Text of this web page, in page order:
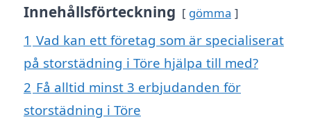
Innehållsförteckning gömma
1 Vad kan ett företag som är specialiserat
på storstädning i Töre hjälpa till med?
2 Få alltid minst 3 erbjudanden för
storstädning i Töre